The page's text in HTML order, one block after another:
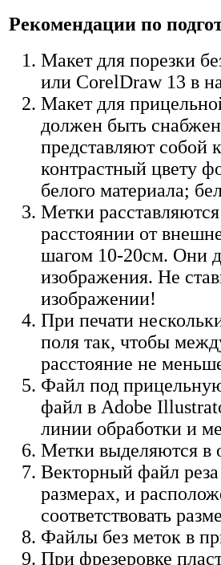
Рекомендации по
Макет для порезки
или CorelDraw 13 в
Макет для
должен быть
представляют собой
контрастный цвету
белого материала;
Метки
расстоянии от
шагом 10-20см. Они
изображения. Не
изображении!
При печати
поля так, чтобы
расстояние не
Файл под
файл в Adobe
линии обработки и
Метки выделяются в
Векторный файл
размерах, и
соответствовать
Файлы без меток в
При фрезеровке